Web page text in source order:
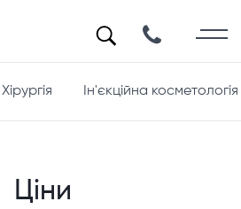
Хірургія Ін'єкційна косметологія
Ціни